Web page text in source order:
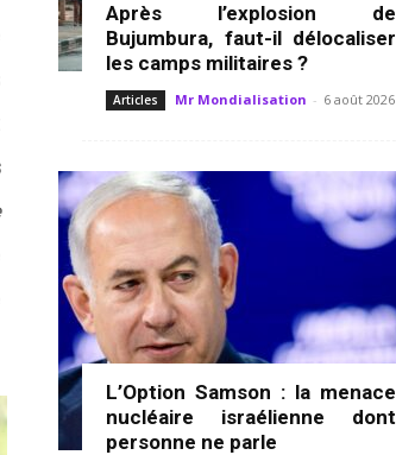
Après l’explosion de
Bujumbura, faut-il délocaliser
les camps militaires ?
Articles Mr Mondialisation - 6 août 2026
L’Option Samson : la menace
nucléaire israélienne dont
personne ne parle